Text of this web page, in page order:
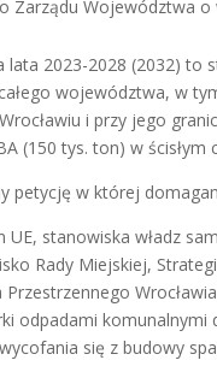
Zarządu Województwa o
lata 2023-2028 (2032)
województwa, w
i przy jego
(150 tys. ton) w ścisłym
petycję w której
stanowiska władz
Rady Miejskiej,
odpadami komunalnymi
się z budowy